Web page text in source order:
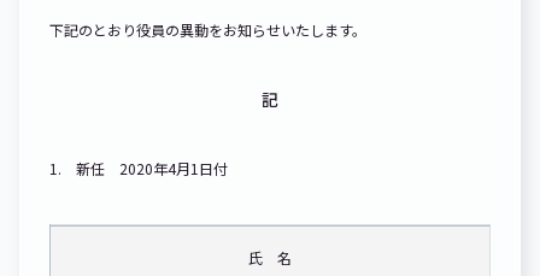
下記のとおり役員の異動をお知らせいたします。
記
1. 新任 2020年4月1日付
氏 名